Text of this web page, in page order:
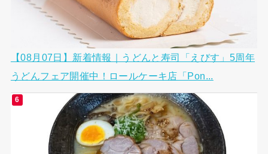
【08月07日】新着情報｜うどんと寿司「えびす」5周年
うどんフェア開催中！ロールケーキ店「Pon...